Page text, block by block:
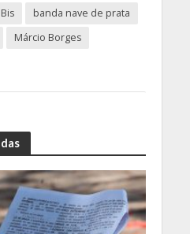
banda nave de prata
Márcio Borges